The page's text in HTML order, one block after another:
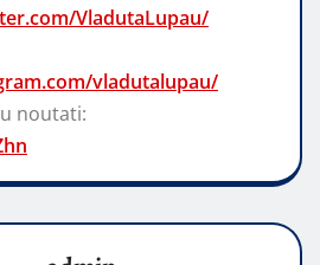
VladutaLupau/
vladutalupau/
noutati: